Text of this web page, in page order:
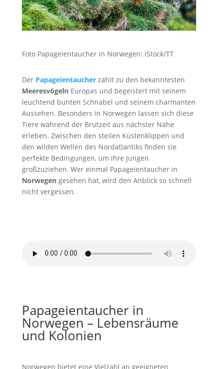
Foto Papageientaucher in Norwegen: iStock/TT
Der Papageientaucher zählt zu den bekanntesten
MeeresvögelnEuropas und begeistert mit seinem
leuchtend bunten Schnabel und seinem charmanten
Aussehen. Besonders in Norwegen lassen sich diese
Tiere während der Brutzeit aus nächster Nähe
erleben. Zwischen den steilen Küstenklippen und
den wilden Wellen des Nordatlantiks finden sie
perfekte Bedingungen, um ihre Jungen
großzuziehen. Wer einmal Papageientaucher in
Norwegengesehen hat, wird den Anblick so schnell
nicht vergessen.
Papageientaucher in
Norwegen – Lebensräume
und Kolonien
Norwegen bietet eine Vielzahl an geeigneten